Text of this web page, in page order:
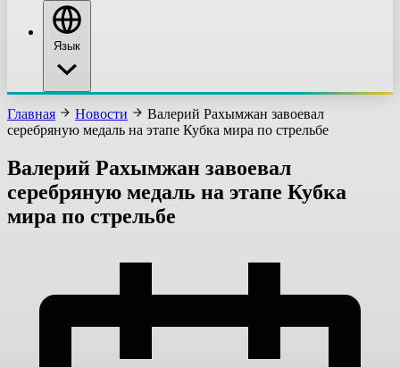
Язык
Главная Новости
Валерий Рахымжан завоевал
серебряную медаль на этапе Кубка мира по стрельбе
Валерий Рахымжан завоевал
серебряную медаль на этапе Кубка
мира по стрельбе